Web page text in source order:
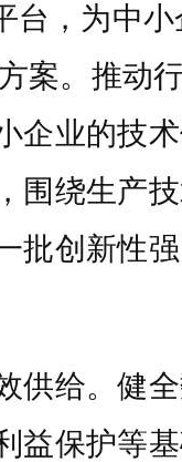
台，为中
案。推动
企业的技
围绕生产
批创新性
给。健全
益保护等